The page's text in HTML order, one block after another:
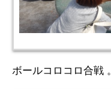
ボールコロコロ合戦 。